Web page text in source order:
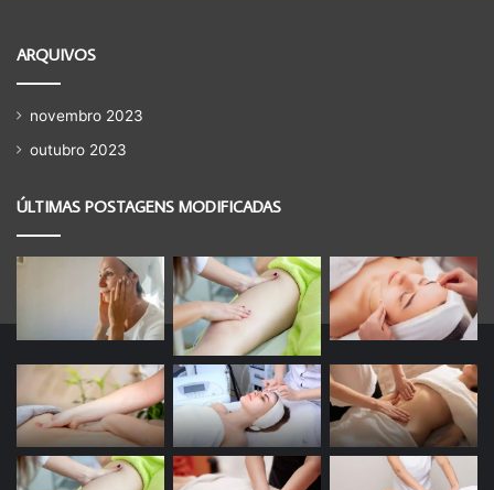
ARQUIVOS
novembro 2023
outubro 2023
ÚLTIMAS POSTAGENS MODIFICADAS